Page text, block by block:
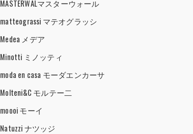
MASTERWALマスターウォール
matteograssi マテオグラッシ
Medea メデア
Minotti ミノッティ
moda en casa モーダエンカーサ
Molteni&C モルテー二
moooi モーイ
Natuzzi ナツッジ